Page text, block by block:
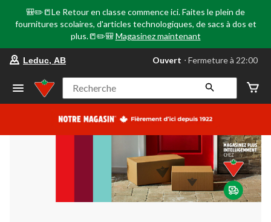
🎒✏️📒Le Retour en classe commence ici. Faites le plein de
fournitures scolaires, d'articles technologiques, de sacs à dos et
plus.📒✏️🎒 Magasinez maintenant
votre
préféré
Leduc,
AB,
courament
Fermeture
à
22:00
cliquer
pour
changer
Leduc, AB Ouvert ⋅ Fermeture à 22:00
Recherche